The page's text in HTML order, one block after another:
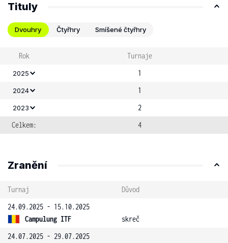
Tituly
Dvouhry Čtyřhry Smíšené čtyřhry
Rok Turnaje
2025 1
2024 1
2023
2
Celkem:
4
Zranění
Turnaj
Důvod
24.09.2025 - 15.10.2025
Campulung ITF
skreč
24.07.2025 - 29.07.2025